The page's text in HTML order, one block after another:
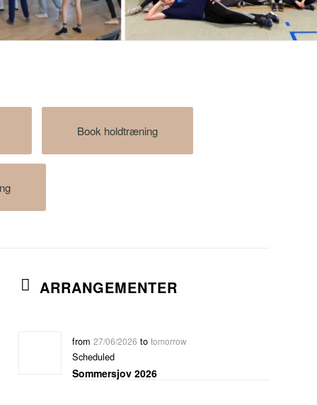
Book holdtræning
ARRANGEMENTER
from 27/06/2026 to tomorrow
Scheduled
Sommersjov 2026